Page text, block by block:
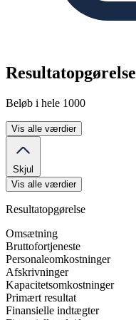
Resultatopgørelse
Beløb i hele 1000
Vis alle værdier
Skjul
Vis alle værdier
Resultatopgørelse
Omsætning
Bruttofortjeneste
Personaleomkostninger
Afskrivninger
Kapacitetsomkostninger
Primært resultat
Finansielle indtægter